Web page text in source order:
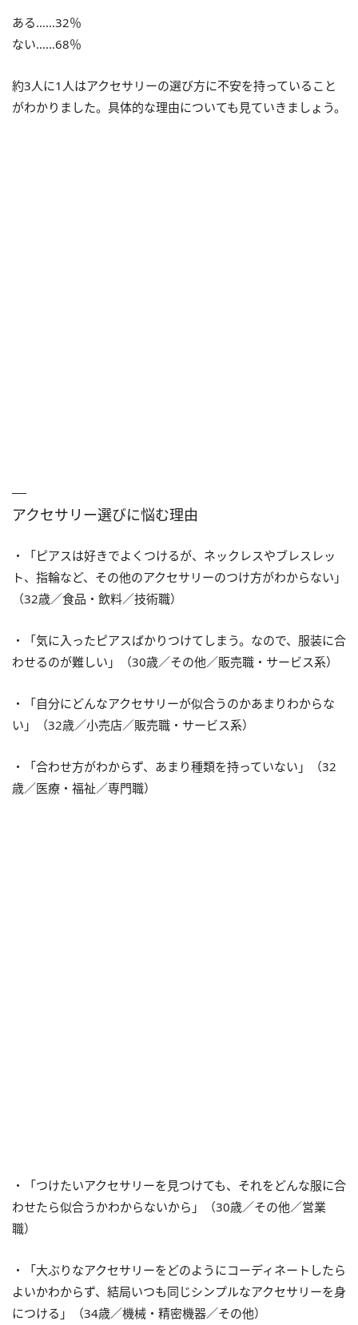
ある……32％
ない……68％
約3人に1人はアクセサリーの選び方に不安を持っていること
がわかりました。具体的な理由についても見ていきましょう。
アクセサリー選びに悩む理由
・「ピアスは好きでよくつけるが、ネックレスやブレスレッ
ト、指輪など、その他のアクセサリーのつけ方がわからない」
（32歳／食品・飲料／技術職）
・「気に入ったピアスばかりつけてしまう。なので、服装に合
わせるのが難しい」（30歳／その他／販売職・サービス系）
・「自分にどんなアクセサリーが似合うのかあまりわからな
い」（32歳／小売店／販売職・サービス系）
・「合わせ方がわからず、あまり種類を持っていない」（32
歳／医療・福祉／専門職）
・「つけたいアクセサリーを見つけても、それをどんな服に合
わせたら似合うかわからないから」（30歳／その他／営業
職）
・「大ぶりなアクセサリーをどのようにコーディネートしたら
よいかわからず、結局いつも同じシンプルなアクセサリーを身
につける」（34歳／機械・精密機器／その他）